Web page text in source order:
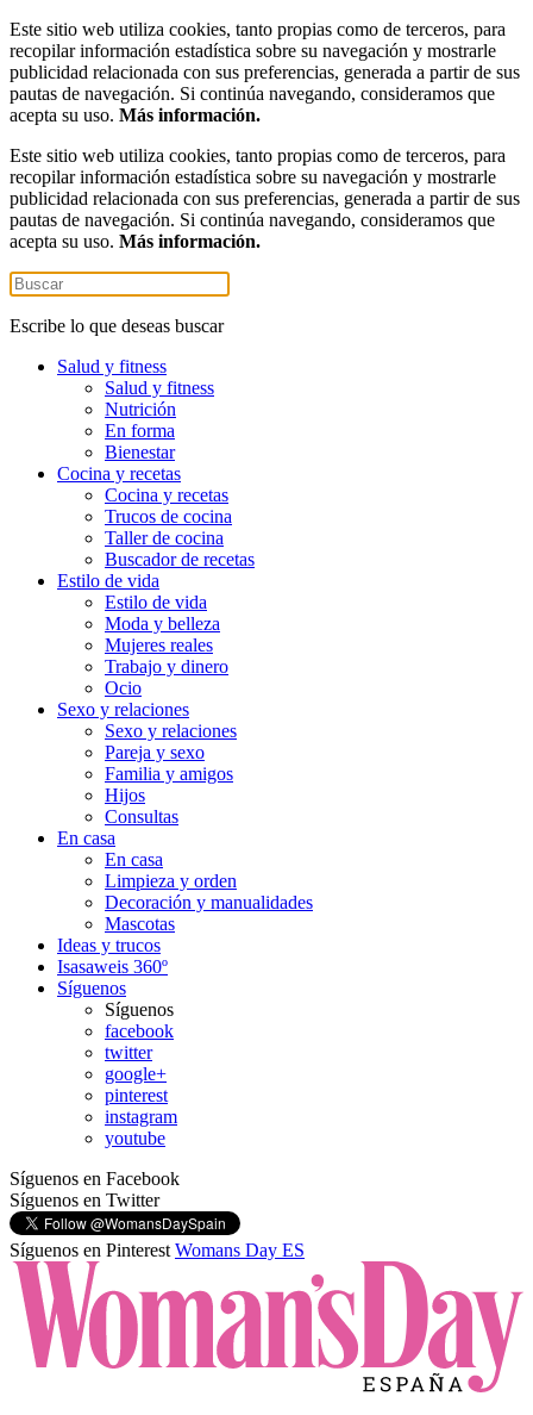
Este sitio web utiliza cookies, tanto propias como de terceros, para
recopilar información estadística sobre su navegación y mostrarle
publicidad relacionada con sus preferencias, generada a partir de sus
pautas de navegación. Si continúa navegando, consideramos que
acepta su uso. Más información.
Este sitio web utiliza cookies, tanto propias como de terceros, para
recopilar información estadística sobre su navegación y mostrarle
publicidad relacionada con sus preferencias, generada a partir de sus
pautas de navegación. Si continúa navegando, consideramos que
acepta su uso. Más información.
Escribe lo que deseas buscar
Salud y fitness
Salud y fitness
Nutrición
En forma
Bienestar
Cocina y recetas
Cocina y recetas
Trucos de cocina
Taller de cocina
Buscador de recetas
Estilo de vida
Estilo de vida
Moda y belleza
Mujeres reales
Trabajo y dinero
Ocio
Sexo y relaciones
Sexo y relaciones
Pareja y sexo
Familia y amigos
Hijos
Consultas
En casa
En casa
Limpieza y orden
Decoración y manualidades
Mascotas
Ideas y trucos
Isasaweis 360º
Síguenos
Síguenos
facebook
twitter
google+
pinterest
instagram
youtube
Síguenos en Facebook
Síguenos en Twitter
Síguenos en Pinterest Womans Day ES